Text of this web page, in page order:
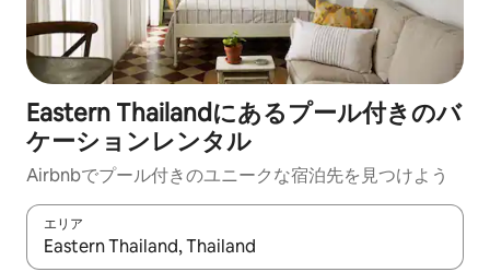
Eastern Thailandにあるプール付きのバ
ケーションレンタル
Airbnbでプール付きのユニークな宿泊先を見つけよう
エリア
検索結果が表示されたら、上下の矢印キーを使って移動するか